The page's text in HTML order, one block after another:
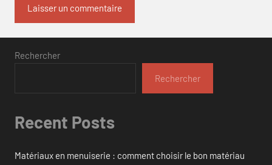
Rechercher
Rechercher
Recent Posts
Matériaux en menuiserie : comment choisir le bon matériau